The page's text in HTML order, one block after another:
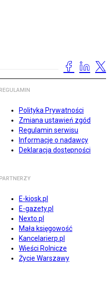
REGULAMIN
Polityka Prywatności
Zmiana ustawień zgód
Regulamin serwisu
Informacje o nadawcy
Deklaracja dostępności
PARTNERZY
E-kiosk.pl
E-gazety.pl
Nexto.pl
Mała księgowość
Kancelarierp.pl
Wieści Rolnicze
Życie Warszawy